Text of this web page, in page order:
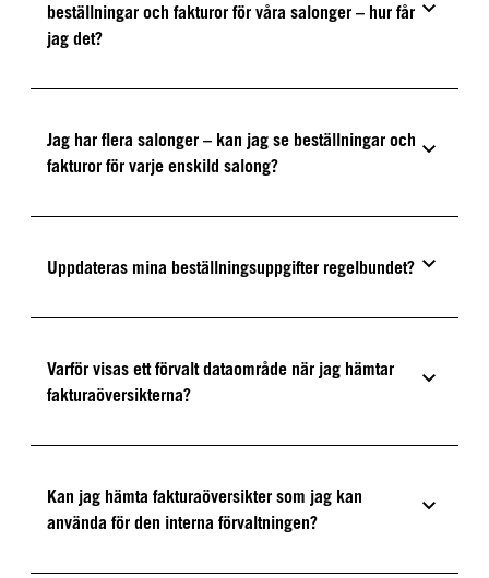
beställningar och fakturor för våra salonger – hur får
jag det?
Jag har flera salonger – kan jag se beställningar och
fakturor för varje enskild salong?
Uppdateras mina beställningsuppgifter regelbundet?
Varför visas ett förvalt dataområde när jag hämtar
fakturaöversikterna?
Kan jag hämta fakturaöversikter som jag kan
använda för den interna förvaltningen?